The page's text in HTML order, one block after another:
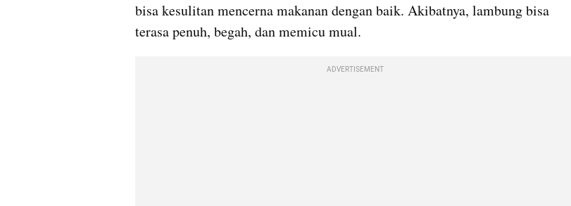
bisa kesulitan mencerna makanan dengan baik. Akibatnya, lambung bisa
terasa penuh, begah, dan memicu mual.
ADVERTISEMENT